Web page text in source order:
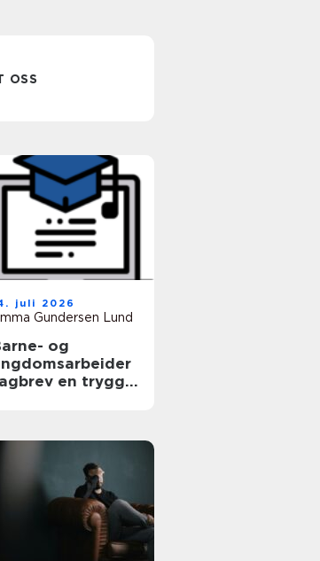
OSS
juli 2026
Gundersen Lund
og
en trygg